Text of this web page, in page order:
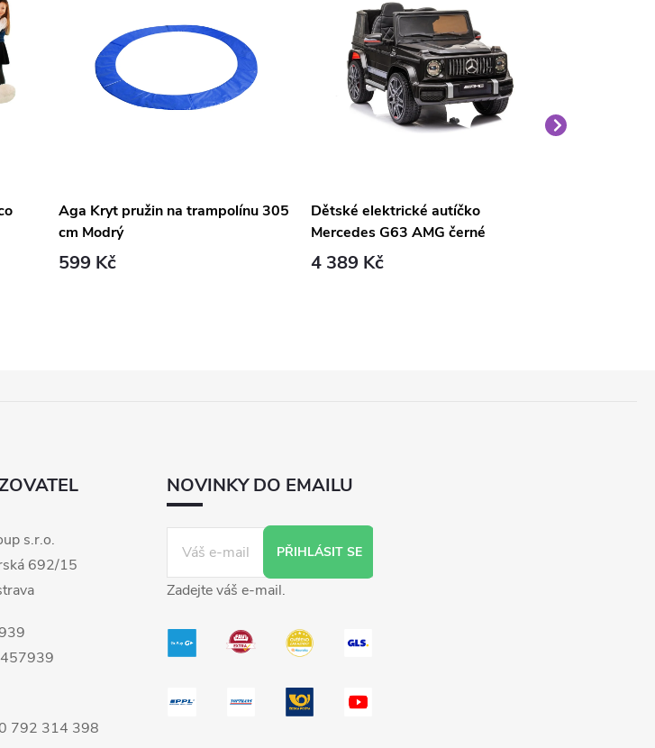
Aga Kryt pružin na trampolínu 305
cm Modrý
599 Kč
Dětské elektrické autíčko
Mercedes G63 AMG černé
4 389 Kč
s.r.o.
692/15
792 314 398
NOVINKY DO EMAILU
PŘIHLÁSIT SE
Zadejte váš e-mail.